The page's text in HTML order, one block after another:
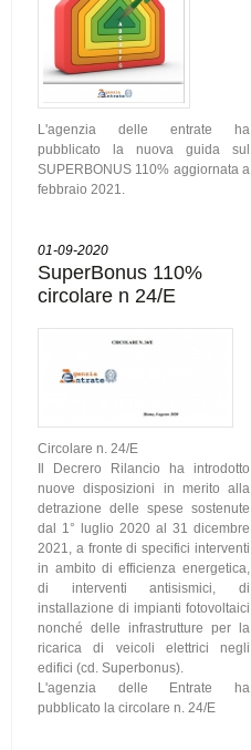
L'agenzia delle entrate ha
pubblicato la nuova guida sul
SUPERBONUS 110% aggiornata a
febbraio 2021.
01-09-2020
SuperBonus 110%
circolare n 24/E
Circolare n. 24/E
Il Decrero Rilancio ha introdotto
nuove disposizioni in merito alla
detrazione delle spese sostenute
dal 1° luglio 2020 al 31 dicembre
2021, a fronte di specifici interventi
in ambito di efficienza energetica,
di interventi antisismici, di
installazione di impianti fotovoltaici
nonché delle infrastrutture per la
ricarica di veicoli elettrici negli
edifici (cd. Superbonus).
L'agenzia delle Entrate ha
pubblicato la circolare n. 24/E